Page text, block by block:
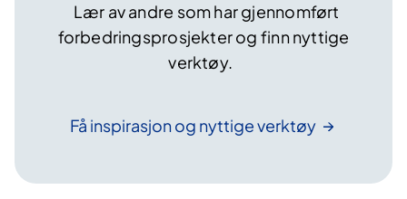
Lær av andre som har gjennomført
forbedringsprosjekter og finn nyttige
verktøy.
Få inspirasjon og nyttigeverktøy